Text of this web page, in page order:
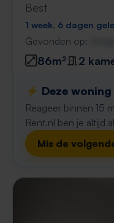
Best
1 week, 6 dagen
Gevonden op:
86m² 2
⚡️ Deze
Reageer binnen 15
Rent.nl ben je altijd
Mis de